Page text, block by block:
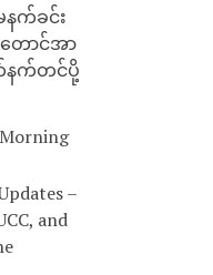
က်ခင်း
တောင်အာ
နက်တင်ပို့
–
and